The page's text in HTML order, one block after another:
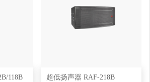
118B 超低扬声器 RAF-218B